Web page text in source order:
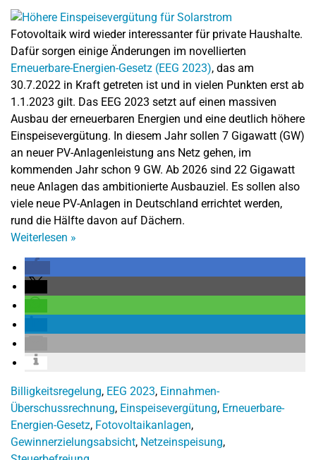
Fotovoltaik wird wieder interessanter für private Haushalte.
Dafür sorgen einige Änderungen im novellierten
Erneuerbare-Energien-Gesetz (EEG 2023), das am
30.7.2022 in Kraft getreten ist und in vielen Punkten erst ab
1.1.2023 gilt. Das EEG 2023 setzt auf einen massiven
Ausbau der erneuerbaren Energien und eine deutlich höhere
Einspeisevergütung. In diesem Jahr sollen 7 Gigawatt (GW)
an neuer PV-Anlagenleistung ans Netz gehen, im
kommenden Jahr schon 9 GW. Ab 2026 sind 22 Gigawatt
neue Anlagen das ambitionierte Ausbauziel. Es sollen also
viele neue PV-Anlagen in Deutschland errichtet werden,
rund die Hälfte davon auf Dächern.
Weiterlesen »
Billigkeitsregelung, EEG 2023, Einnahmen-
Überschussrechnung, Einspeisevergütung, Erneuerbare-
Energien-Gesetz, Fotovoltaikanlagen,
Gewinnerzielungsabsicht, Netzeinspeisung,